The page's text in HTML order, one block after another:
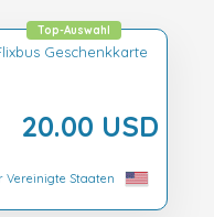
Geschenkkarte
20.00 USD
Top-Auswahl
Vereinigte Staaten